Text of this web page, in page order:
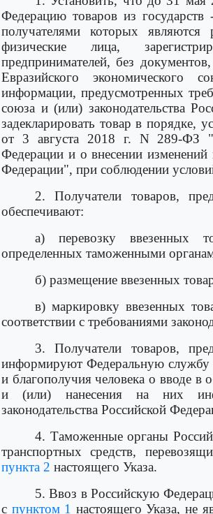
Федерацию товаров из государств
получателями которых являются
физические лица,
предпринимателей, без
Евразийского
информации, предусмотренных
союза и (или) законодательства
задекларировать товар в порядке,
от 3 августа 2018 г. N 289-ФЗ
Федерации и о внесении изменений
Федерации", при соблюдении
2. Получатели товаров,
обеспечивают:
а) перевозку ввезенных
определенных таможенными
б) размещение ввезенных
в) маркировку ввезенных
соответствии с требованиями
3. Получатели товаров,
информируют Федеральную службу
и благополучия человека о вводе в
и (или) нанесения на них
законодательства Российской
4. Таможенные органы
транспортных средств,
пункта 2 настоящего Указа.
5. Ввоз в Российскую
с пунктом 1 настоящего Указа, не